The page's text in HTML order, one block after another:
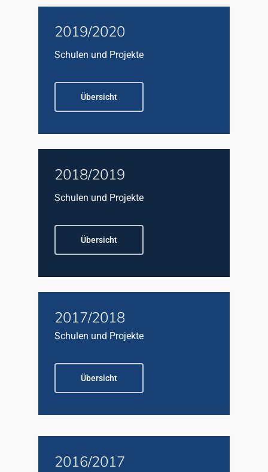
2019/2020
Schulen und Projekte
Übersicht
2018/2019
Schulen und Projekte
Übersicht
2017/2018
Schulen und Projekte
Übersicht
2016/2017